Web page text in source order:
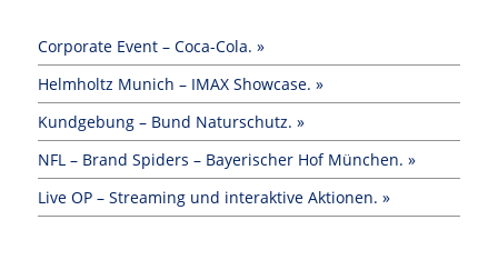
Cor­po­ra­te Event – Coca-Cola. »
Helm­holtz Munich – IMAX Showcase. »
Kund­ge­bung – Bund Naturschutz. »
NFL – Brand Spi­ders – Baye­ri­scher Hof München. »
Live OP – Strea­ming und inter­ak­ti­ve Aktionen. »